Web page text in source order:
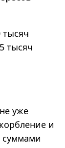
тысяч
уже
и
суммами